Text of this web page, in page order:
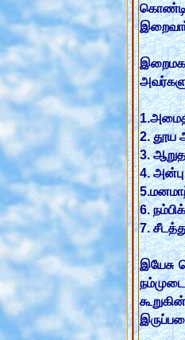
2. தூய
3.
4. அன்பு
6.
7.
இயேசு